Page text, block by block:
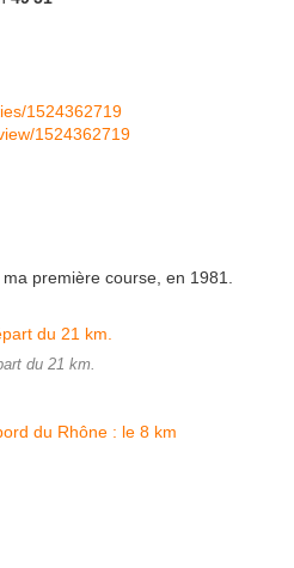
1524362719
1524362719
première course, en 1981.
du 21 km.